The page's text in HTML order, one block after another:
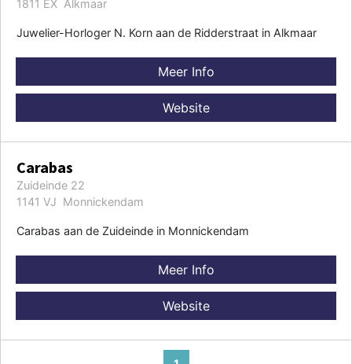
1811 EX Alkmaar
Juwelier-Horloger N. Korn aan de Ridderstraat in Alkmaar
Meer Info
Website
Carabas
Zuideinde 22
1141 VJ Monnickendam
Carabas aan de Zuideinde in Monnickendam
Meer Info
Website